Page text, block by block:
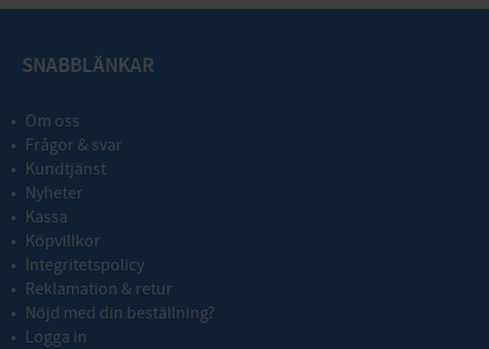
SNABBLÄNKAR
Om oss
Frågor & svar
Kundtjänst
Nyheter
Kassa
Köpvillkor
Integritetspolicy
Reklamation & retur
Nöjd med din beställning?
Logga in